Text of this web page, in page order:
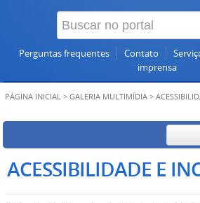
Perguntas frequentes Contato
imprensa
PÁGINA INICIAL > GALERIA MULTIMÍDIA >
ACESSIBILIDADE E